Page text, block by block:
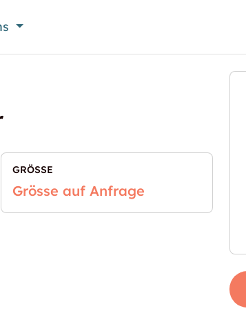
GRÖSSE
Grösse auf Anfrage